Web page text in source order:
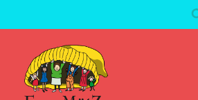
Inhalt